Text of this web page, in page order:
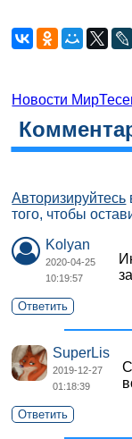
Новости
Авторизируйтесь
того, чтобы
Kolyan
2020-04-25
10:19:57
Ответить
SuperLis
2019-12-27
01:18:39
Ответить